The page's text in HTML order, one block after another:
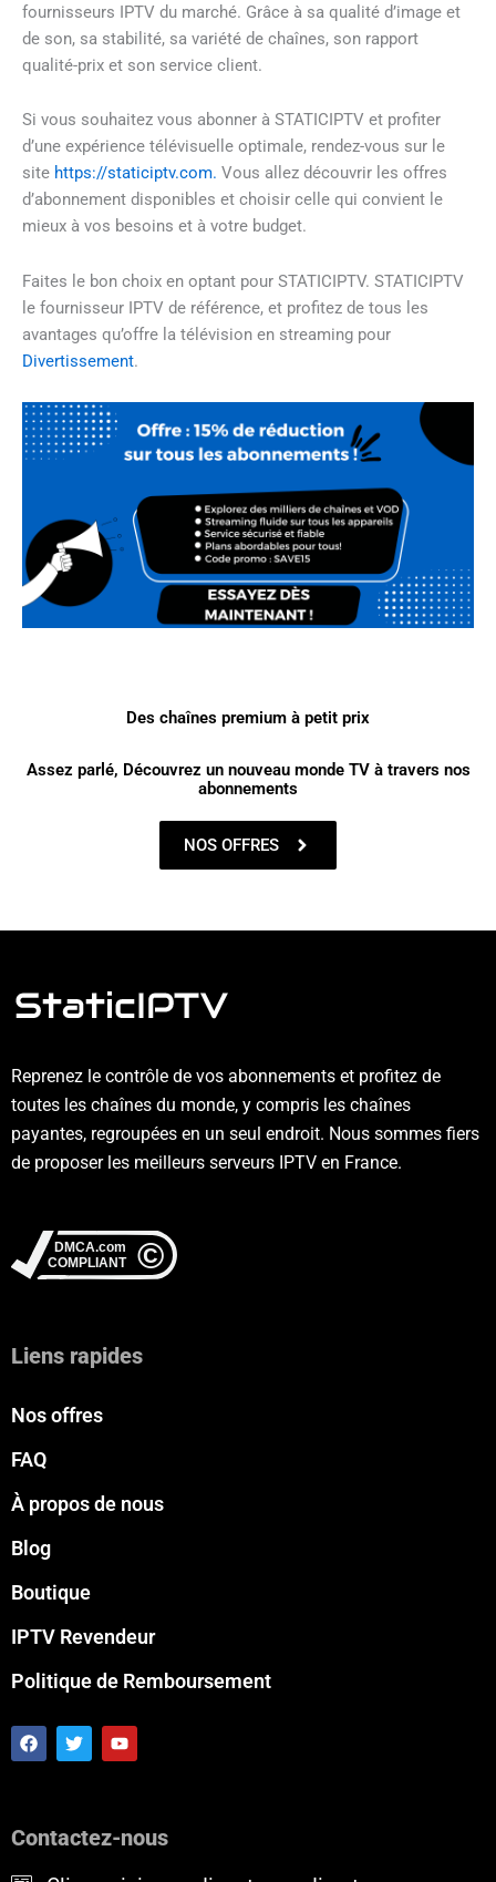
fournisseurs IPTV du marché. Grâce à sa qualité d’image et
de son, sa stabilité, sa variété de chaînes, son rapport
qualité-prix et son service client.
Si vous souhaitez vous abonner à STATICIPTV et profiter
d’une expérience télévisuelle optimale, rendez-vous sur le
site https://staticiptv.com. Vous allez découvrir les offres
d’abonnement disponibles et choisir celle qui convient le
mieux à vos besoins et à votre budget.
Faites le bon choix en optant pour STATICIPTV. STATICIPTV
le fournisseur IPTV de référence, et profitez de tous les
avantages qu’offre la télévision en streaming pour
Divertissement.
Des chaînes premium à petit prix
Assez parlé, Découvrez un nouveau monde TV à travers nos
abonnements
NOS OFFRES
Reprenez le contrôle de vos abonnements et profitez de
toutes les chaînes du monde, y compris les chaînes
payantes, regroupées en un seul endroit. Nous sommes fiers
de proposer les meilleurs serveurs IPTV en France.
Liens rapides
Nos offres
FAQ
À propos de nous
Blog
Boutique
IPTV Revendeur
Politique de Remboursement
F
a
c
o
T
w
i
r
Y
o
u
e
Contactez-nous